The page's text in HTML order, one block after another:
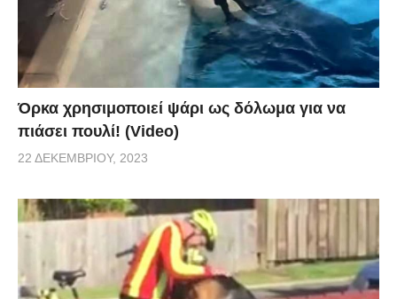
Όρκα χρησιμοποιεί ψάρι ως δόλωμα για να
πιάσει πουλί! (Video)
22 ΔΕΚΕΜΒΡΊΟΥ, 2023